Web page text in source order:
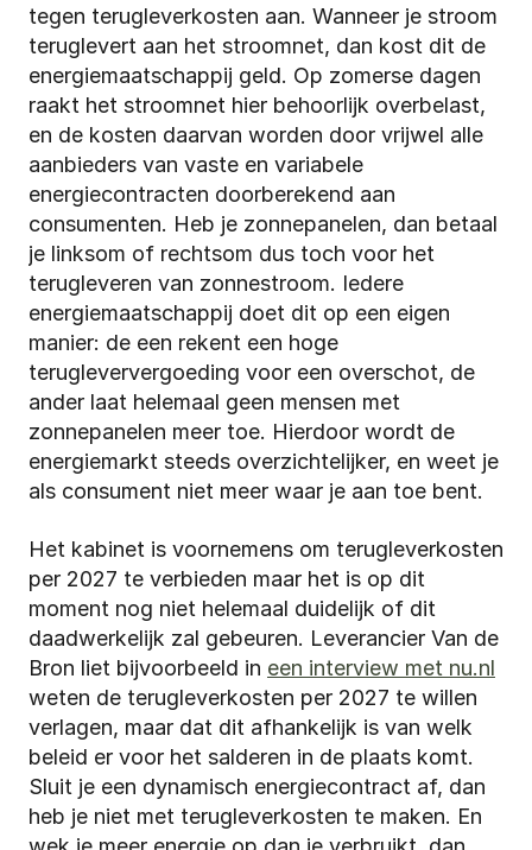
tegen terugleverkosten aan. Wanneer je stroom
teruglevert aan het stroomnet, dan kost dit de
energiemaatschappij geld. Op zomerse dagen
raakt het stroomnet hier behoorlijk overbelast,
en de kosten daarvan worden door vrijwel alle
aanbieders van vaste en variabele
energiecontracten doorberekend aan
consumenten. Heb je zonnepanelen, dan betaal
je linksom of rechtsom dus toch voor het
terugleveren van zonnestroom. Iedere
energiemaatschappij doet dit op een eigen
manier: de een rekent een hoge
terugleververgoeding voor een overschot, de
ander laat helemaal geen mensen met
zonnepanelen meer toe. Hierdoor wordt de
energiemarkt steeds overzichtelijker, en weet je
als consument niet meer waar je aan toe bent.
Het kabinet is voornemens om terugleverkosten
per 2027 te verbieden maar het is op dit
moment nog niet helemaal duidelijk of dit
daadwerkelijk zal gebeuren. Leverancier Van de
Bron liet bijvoorbeeld in een interview met nu.nl
weten de terugleverkosten per 2027 te willen
verlagen, maar dat dit afhankelijk is van welk
beleid er voor het salderen in de plaats komt.
Sluit je een dynamisch energiecontract af, dan
heb je niet met terugleverkosten te maken. En